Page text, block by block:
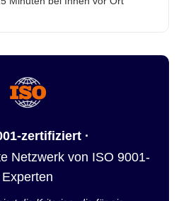
zertifiziert ·
Netzwerk von ISO 9001-
Experten